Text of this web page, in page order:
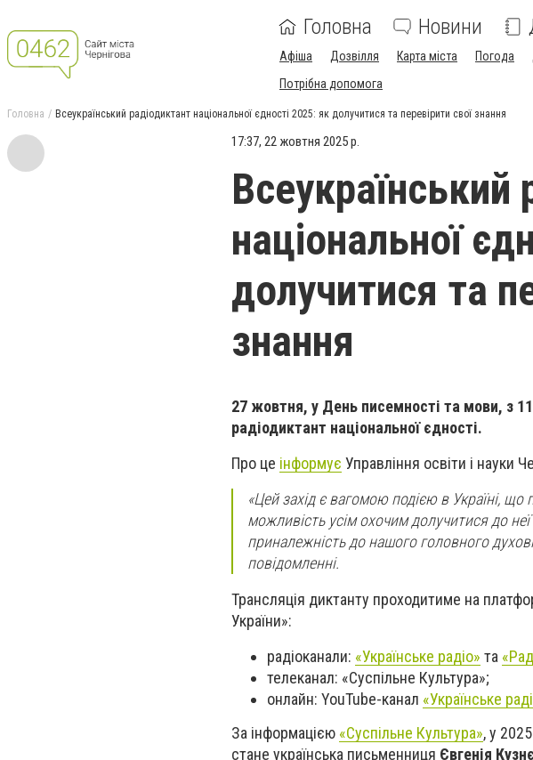
Головна Новини
Афіша Дозвілля Карта міста Погода
Потрібна допомога
Головна Всеукраїнський радіодиктант національної єдності 2025: як долучитися та перевірити свої знання
17:37, 22 жовтня 2025 р.
Всеукраїнський
національної
долучитися та
знання
27 жовтня, у День писемності та мови, з
радіодиктант національної єдності.
Про це інформує Управління освіти і науки
«Цей захід є вагомою подією в Україні,
можливість усім охочим долучитися до
приналежність до нашого головного
повідомленні.
Трансляція диктанту проходитиме на
України»:
радіоканали: «Українське радіо» та
телеканал: «Суспільне Культура»;
онлайн: YouTube-канал «Українське
За інформацією «Суспільне Культура», у
стане українська письменниця Євгенія